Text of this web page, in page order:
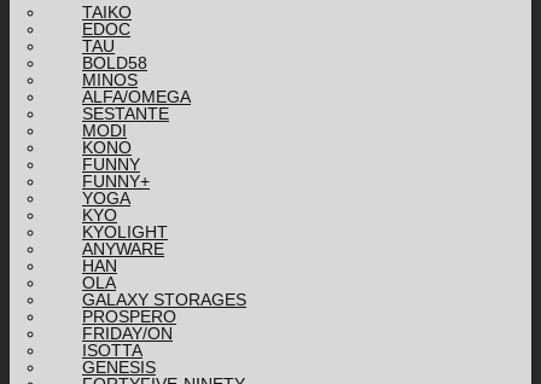
TAIKO
EDOC
TAU
BOLD58
MINOS
ALFA/OMEGA
SESTANTE
MODI
KONO
FUNNY
FUNNY+
YOGA
KYO
KYOLIGHT
ANYWARE
HAN
OLA
GALAXY STORAGES
PROSPERO
FRIDAY/ON
ISOTTA
GENESIS